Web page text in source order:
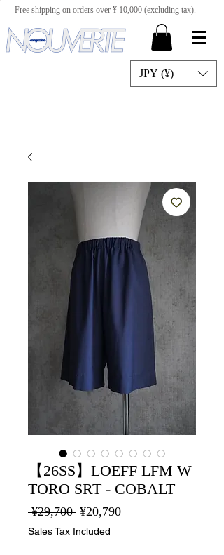
Free shipping on orders over ¥ 10,000 (excluding tax).
JPY (¥)
【26SS】LOEFF LFM W
TORO SRT - COBALT
¥29,700 Regular
Price
¥20,790Sale
Sales Tax Included